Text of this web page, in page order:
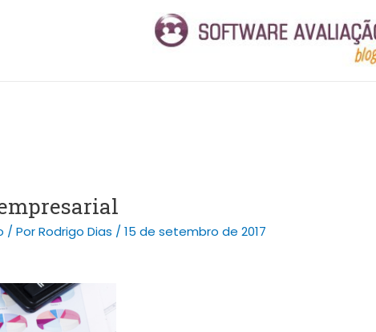
/ PorRodrigo Dias /15 de setembro de 2017